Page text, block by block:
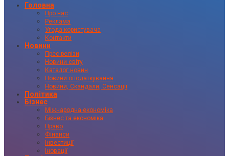
Головна
Про нас
Реклама
Угода користувача
Контакти
Новини
Прес-релізи
Новини світу
Каталог новин
Новини оподаткування
Новини, Скандали, Сенсації
Політика
Бізнес
Міжнародна економіка
Бізнес та економіка
Право
Фінанси
Інвестиції
Іновації